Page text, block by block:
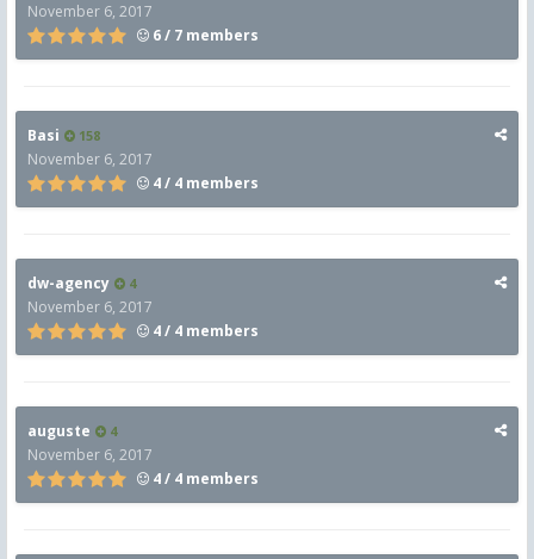
November 6, 2017
6 / 7 members
Basi 158
November 6, 2017
4 / 4 members
dw-agency 4
November 6, 2017
4 / 4 members
auguste 4
November 6, 2017
4 / 4 members